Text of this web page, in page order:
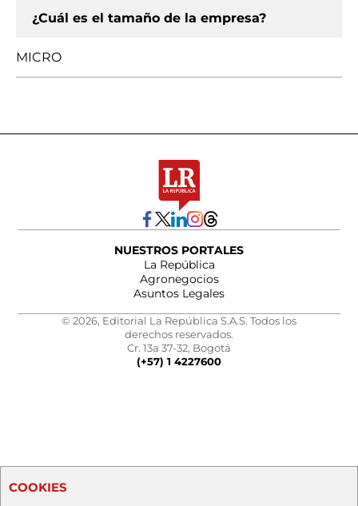
¿Cuál es el tamaño de la empresa?
MICRO
NUESTROS PORTALES
La República
Agronegocios
Asuntos Legales
© 2026, Editorial La República S.A.S. Todos los
derechos reservados.
Cr. 13a 37-32, Bogotá
(+57) 1 4227600
COOKIES